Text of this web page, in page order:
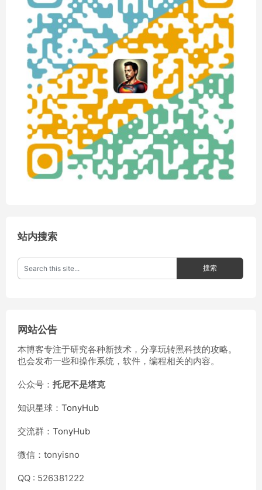
站内搜索
网站公告
本博客专注于研究各种新技术，分享玩转黑科技的攻略。
也会发布一些和操作系统，软件，编程相关的内容。
公众号： 托尼不是塔克
知识星球： TonyHub
交流群： TonyHub
微信：tonyisno
QQ : 526381222